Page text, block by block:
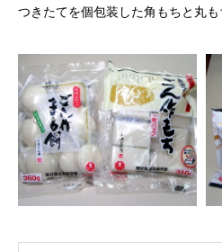
つきたてを個包装した角もちと丸も